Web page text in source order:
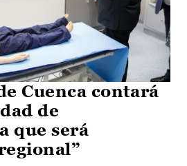
Cuenca contará
de
que será